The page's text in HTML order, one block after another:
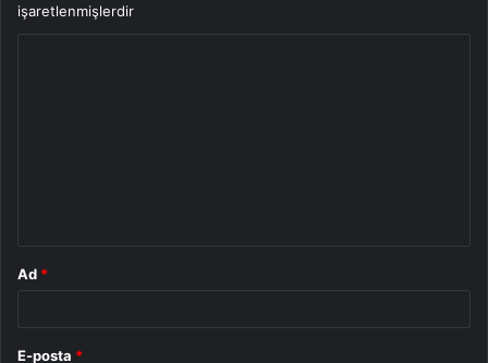
işaretlenmişlerdir
Ad *
E-posta *